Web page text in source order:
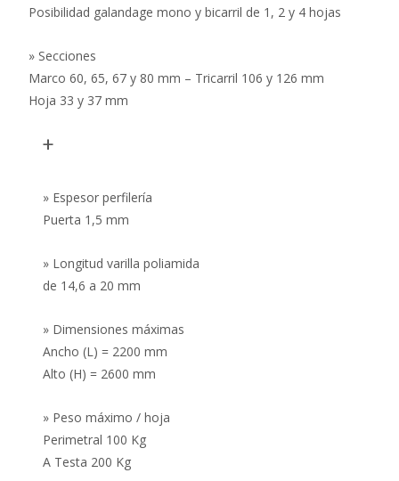
Posibilidad galandage mono y bicarril de 1, 2 y 4 hojas
» Secciones
Marco 60, 65, 67 y 80 mm – Tricarril 106 y 126 mm
Hoja 33 y 37 mm
+
» Espesor perfilería
Puerta 1,5 mm
» Longitud varilla poliamida
de 14,6 a 20 mm
» Dimensiones máximas
Ancho (L) = 2200 mm
Alto (H) = 2600 mm
» Peso máximo / hoja
Perimetral 100 Kg
A Testa 200 Kg